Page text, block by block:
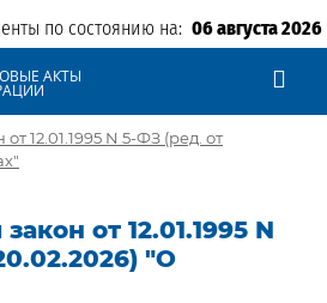
по состоянию на: 06 августа 2026
АКТЫ
12.01.1995 N 5-ФЗ (ред. от
от 12.01.1995 N
"О